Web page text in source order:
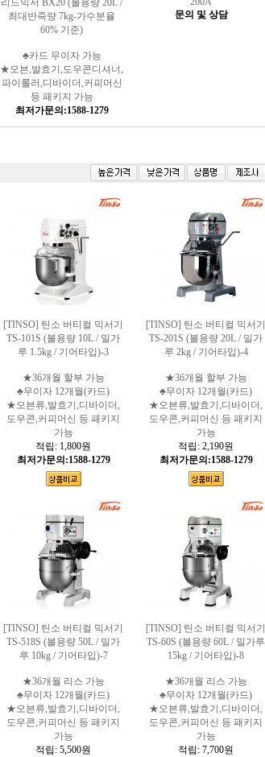
리드믹서 BX20 (볼용량 20L /
최대반죽량 7kg-가수분율
60% 기준)
♣카드 무이자 가능
★오븐,발효기,도우콘디셔너,
파이롤러,디바이더,커피머신
등 패키지 가능
최저가문의:1588-1279
문의 및 상담
[TINSO] 틴소 버티컬 믹서기
TS-101S (볼용량 10L / 밀가
루 1.5kg / 기어타입)-3
★36개월 할부 가능
♣무이자 12개월(카드)
★오븐류,발효기,디바이더,
도우콘,커피머신 등 패키지
가능
적립: 1,800원
최저가문의:1588-1279
[TINSO] 틴소 버티컬 믹서기
TS-201S (볼용량 20L / 밀가
루 2kg / 기어타입)-4
★36개월 할부 가능
♣무이자 12개월(카드)
★오븐류,발효기,디바이더,
도우콘,커피머신 등 패키지
가능
적립: 2,190원
최저가문의:1588-1279
[TINSO] 틴소 버티컬 믹서기
TS-518S (볼용량 50L / 밀가
루 10kg / 기어타입)-7
★36개월 리스 가능
♣무이자 12개월(카드)
★오븐류,발효기,디바이더,
도우콘,커피머신 등 패키지
가능
적립: 5,500원
[TINSO] 틴소 버티컬 믹서기
TS-60S (볼용량 60L / 밀가루
15kg / 기어타입)-8
★36개월 리스 가능
♣무이자 12개월(카드)
★오븐류,발효기,디바이더,
도우콘,커피머신 등 패키지
가능
적립: 7,700원